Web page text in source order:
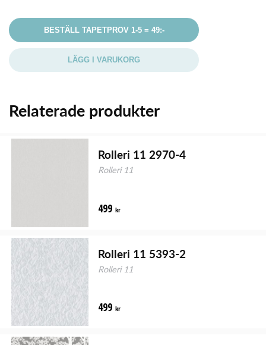
BESTÄLL TAPETPROV 1-5 = 49:-
LÄGG I VARUKORG
Relaterade produkter
Rolleri 11 2970-4
Rolleri 11
499 kr
Rolleri 11 5393-2
Rolleri 11
499 kr